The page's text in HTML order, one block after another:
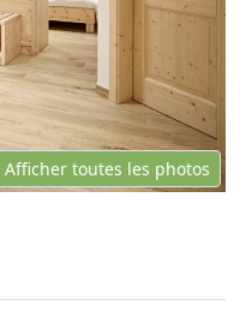
Afficher toutes les photos